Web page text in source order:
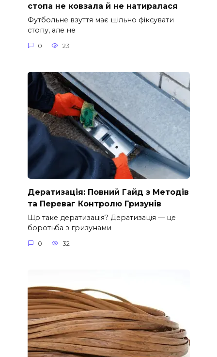
стопа не ковзала й не натиралася
Футбольне взуття має щільно фіксувати
стопу, але не
0 23
Дератизація: Повний Гайд з Методів
та Переваг Контролю Гризунів
Що таке дератизація? Дератизація — це
боротьба з гризунами
0 32